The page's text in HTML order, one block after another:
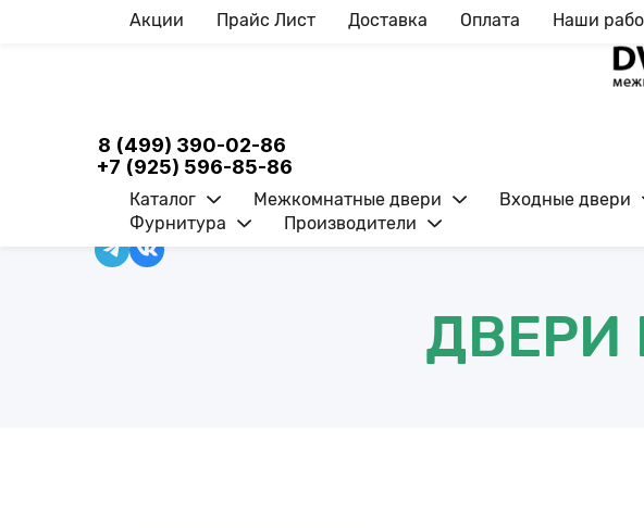
Акции Прайс Лист Доставка Оплата Наши
8 (499) 390-02-86
+7 (925) 596-85-86
Каталог Межкомнатные двери Входные двери
Фурнитура
Производители
ДВЕРИ